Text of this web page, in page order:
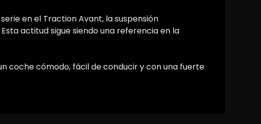
en el Traction Avant, la suspensión
actitud sigue siendo una referencia en la
coche cómodo, fácil de conducir y con una fuerte